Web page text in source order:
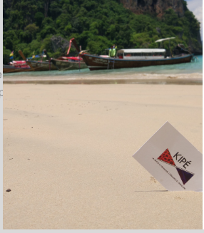
bien en toute circonstance.
de véritables noeuds à nouer et à
Description